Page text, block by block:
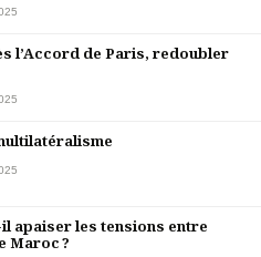
l’Accord de Paris, redoubler
apaiser les tensions entre
Maroc ?